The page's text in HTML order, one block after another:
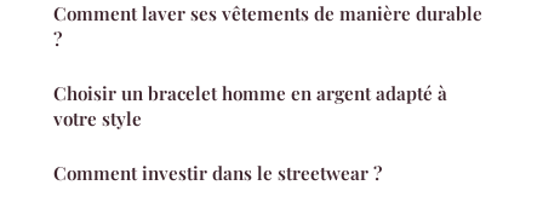
Comment laver ses vêtements de manière durable
?
Choisir un bracelet homme en argent adapté à
votre style
Comment investir dans le streetwear ?